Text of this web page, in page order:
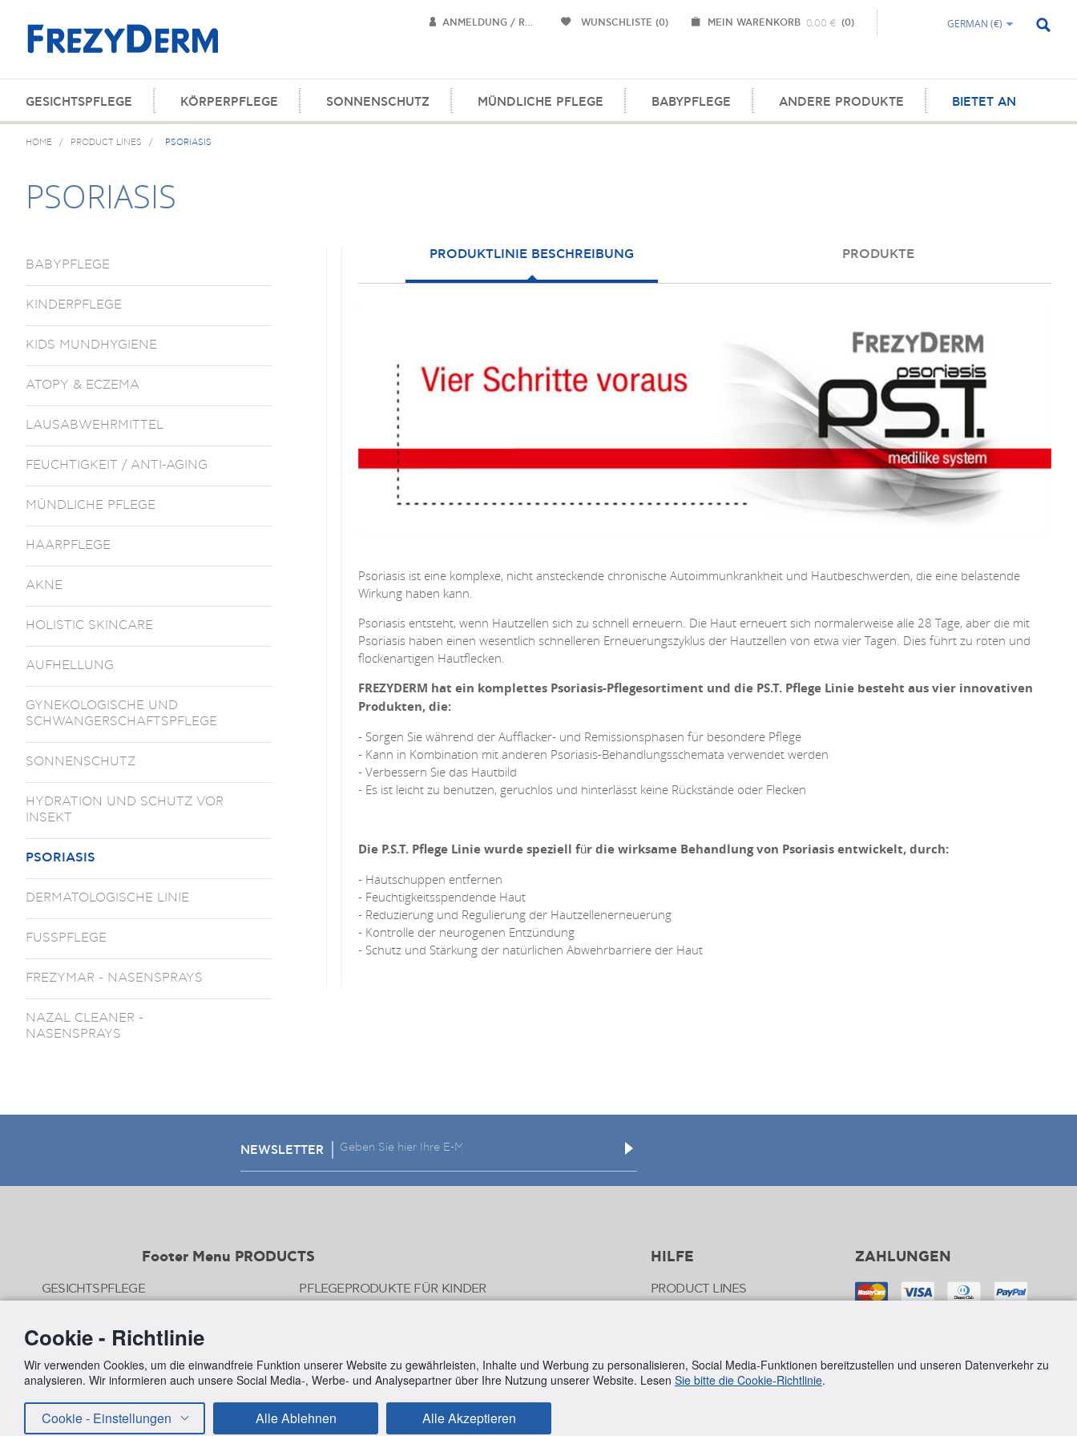
GERMAN (€)
ANMELDUNG / REGISTRIERUNG WUNSCHLISTE (0) MEIN WARENKORB (0)
0,00 €
GESICHTSPFLEGE KÖRPERPFLEGE SONNENSCHUTZ MÜNDLICHE PFLEGE BABYPFLEGE ANDERE PRODUKTE BIETET AN
HOME / PRODUCT LINES / PSORIASIS
PSORIASIS
PRODUKTLINIE BESCHREIBUNG PRODUKTE
Psoriasis ist eine komplexe, nicht ansteckende chronische Autoimmunkrankheit und Hautbeschwerden, die eine belastende
Wirkung haben kann.
Psoriasis entsteht, wenn Hautzellen sich zu schnell erneuern. Die Haut erneuert sich normalerweise alle 28 Tage, aber die mit
Psoriasis haben einen wesentlich schnelleren Erneuerungszyklus der Hautzellen von etwa vier Tagen. Dies führt zu roten und
flockenartigen Hautflecken.
FREZYDERM hat ein komplettes Psoriasis-Pflegesortiment und die PS.T. Pflege Linie besteht aus vier innovativen
Produkten, die:
- Sorgen Sie während der Aufflacker- und Remissionsphasen für besondere Pflege
- Kann in Kombination mit anderen Psoriasis-Behandlungsschemata verwendet werden
- Verbessern Sie das Hautbild
- Es ist leicht zu benutzen, geruchlos und hinterlässt keine Rückstände oder Flecken
Die P.S.T. Pflege Linie wurde speziell für die wirksame Behandlung von Psoriasis entwickelt, durch:
- Hautschuppen entfernen
- Feuchtigkeitsspendende Haut
- Reduzierung und Regulierung der Hautzellenerneuerung
- Kontrolle der neurogenen Entzündung
- Schutz und Stärkung der natürlichen Abwehrbarriere der Haut
BABYPFLEGE
KINDERPFLEGE
KIDS MUNDHYGIENE
ATOPY & ECZEMA
LAUSABWEHRMITTEL
FEUCHTIGKEIT / ANTI-AGING
MÜNDLICHE PFLEGE
HAARPFLEGE
AKNE
HOLISTIC SKINCARE
AUFHELLUNG
GYNEKOLOGISCHE UND
SCHWANGERSCHAFTSPFLEGE
SONNENSCHUTZ
HYDRATION UND SCHUTZ VOR
INSEKT
PSORIASIS
DERMATOLOGISCHE LINIE
FUSSPFLEGE
FREZYMAR - NASENSPRAYS
NAZAL CLEANER -
NASΕΝSPRAYS
NEWSLETTER
Footer Menu PRODUCTS
GESICHTSPFLEGE
KÖRPERPFLEGE
MÜNDLICHE PFLEGE
HAARPFLEGE
BABYPFLEGE
PFLEGEPRODUKTE FÜR KINDER
HYDRATATION & INSEKTENSCHUTZ
ABSCHWELLENDES NASENSPRAY
SPEZIELLE PFLEGE
HILFE
PRODUCT LINES
VERSANDARTEN
ZAHLUNGEN
Cookie - Richtlinie
Wir verwenden Cookies, um die einwandfreie Funktion unserer Website zu gewährleisten, Inhalte und Werbung zu personalisieren, Social Media-Funktionen bereitzustellen und unseren Datenverkehr zu
analysieren. Wir informieren auch unsere Social Media-, Werbe- und Analysepartner über Ihre Nutzung unserer Website. Lesen Sie bitte die Cookie-Richtlinie.
Cookie - Einstellungen Alle Ablehnen Alle Akzeptieren